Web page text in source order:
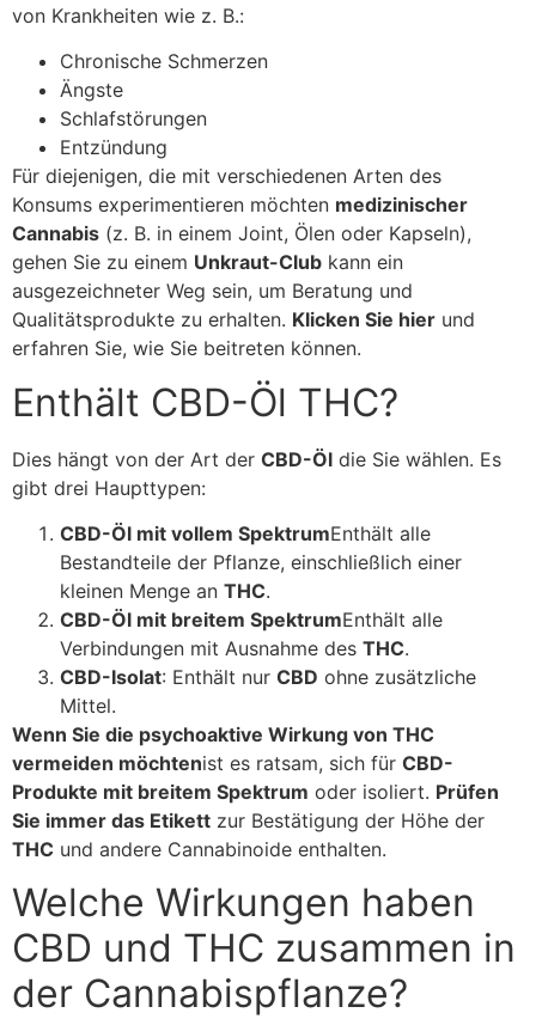
von Krankheiten wie z. B.:
Chronische Schmerzen
Ängste
Schlafstörungen
Entzündung
Für diejenigen, die mit verschiedenen Arten des
Konsums experimentieren möchten medizinischer
Cannabis (z. B. in einem Joint, Ölen oder Kapseln),
gehen Sie zu einem Unkraut-Club kann ein
ausgezeichneter Weg sein, um Beratung und
Qualitätsprodukte zu erhalten. Klicken Sie hier und
erfahren Sie, wie Sie beitreten können.
Enthält CBD-Öl THC?
Dies hängt von der Art der CBD-Öl die Sie wählen. Es
gibt drei Haupttypen:
CBD-Öl mit vollem SpektrumEnthält alle
Bestandteile der Pflanze, einschließlich einer
kleinen Menge an THC.
CBD-Öl mit breitem SpektrumEnthält alle
Verbindungen mit Ausnahme des THC.
CBD-Isolat: Enthält nur CBD ohne zusätzliche
Mittel.
Wenn Sie die psychoaktive Wirkung von THC
vermeiden möchtenist es ratsam, sich für CBD-
Produkte mit breitem Spektrum oder isoliert. Prüfen
Sie immer das Etikett zur Bestätigung der Höhe der
THC und andere Cannabinoide enthalten.
Welche Wirkungen haben
CBD und THC zusammen in
der Cannabispflanze?